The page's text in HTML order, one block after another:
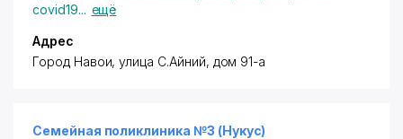
covid19... ещё
Адрес
Город Навои, улица C.Айний, дом 91-а
Семейная поликлиника №3 (Нукус)